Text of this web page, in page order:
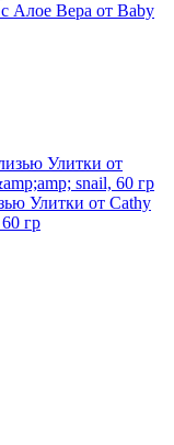
Алое Вера от Baby
Улитки от Cathy
гр